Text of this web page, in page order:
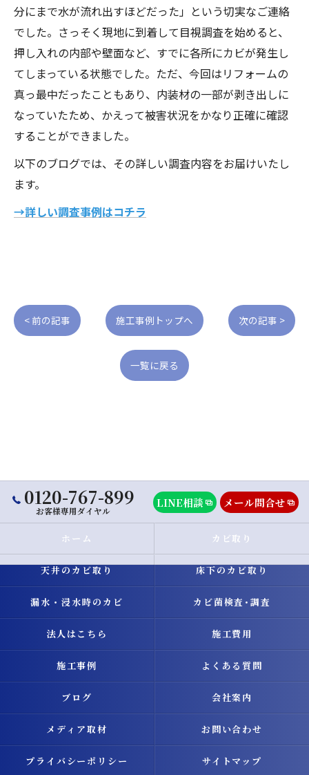
分にまで水が流れ出すほどだった」という切実なご連絡
でした。さっそく現地に到着して目視調査を始めると、
押し入れの内部や壁面など、すでに各所にカビが発生し
てしまっている状態でした。ただ、今回はリフォームの
真っ最中だったこともあり、内装材の一部が剥き出しに
なっていたため、かえって被害状況をかなり正確に確認
することができました。
以下のブログでは、その詳しい調査内容をお届けいたし
ます。
→詳しい調査事例はコチラ
< 前の記事 施工事例トップへ 次の記事 >
一覧に戻る
0120-767-899
お客様専用ダイヤル
LINE相談 メール問合せ
ホーム カビ取り
天井のカビ取り 床下のカビ取り
漏水・浸水時のカビ カビ菌検査･調査
法人はこちら 施工費用
施工事例 よくある質問
ブログ 会社案内
メディア取材 お問い合わせ
プライバシーポリシー サイトマップ